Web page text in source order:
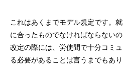
これはあくまでモデル規定です。
に合ったものでなければならない
改定の際には、労使間で十分コミ
る必要があることは言うまでもあり